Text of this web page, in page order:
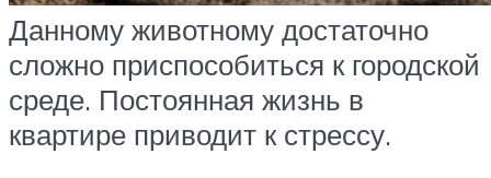
Данному животному достаточно
сложно приспособиться к городской
среде. Постоянная жизнь в
квартире приводит к стрессу.